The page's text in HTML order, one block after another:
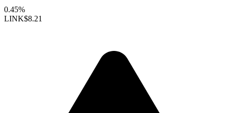
0.45%
LINK$8.21